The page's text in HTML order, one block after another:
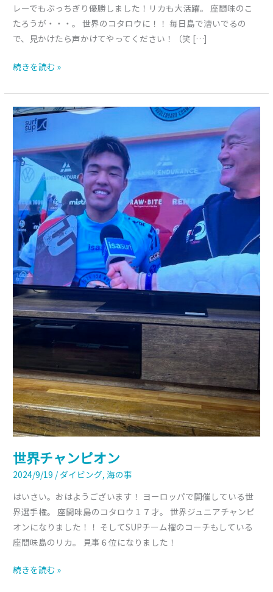
レーでもぶっちぎり優勝しました！リカも大活躍。 座間味のこ
たろうが・・・。 世界のコタロウに！！ 毎日島で漕いでるの
で、見かけたら声かけてやってください！（笑 […]
続きを読む »
世界チャンピオン
2024/9/19 / ダイビング,海の事
はいさい。おはようございます！ ヨーロッパで開催している世
界選手権。 座間味島のコタロウ１７才。 世界ジュニアチャンピ
オンになりました！！ そしてSUPチーム櫂のコーチもしている
座間味島のリカ。 見事６位になりました！
世
ャ
ン
ピ
オ
ン
続きを読む »